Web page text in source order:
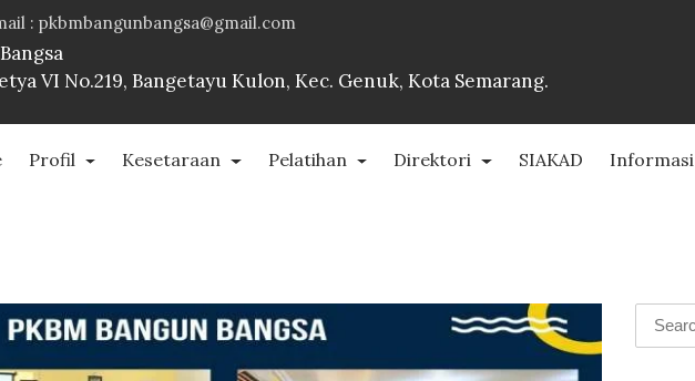
: pkbmbangunbangsa@gmail.com
VI No.219, Bangetayu Kulon, Kec. Genuk, Kota Semarang.
Profil Kesetaraan Pelatihan Direktori SIAKAD Informasi